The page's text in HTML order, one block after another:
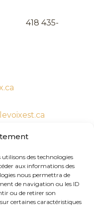
des technologies
aux informations des
nous permettra de
de navigation ou les ID
ou de retirer son
certaines caractéristiques